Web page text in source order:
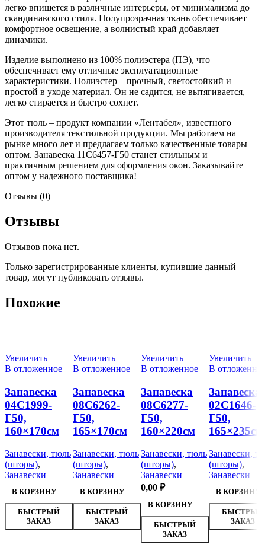
легко впишется в различные интерьеры, от минимализма до
скандинавского стиля. Полупрозрачная ткань обеспечивает
комфортное освещение, а волнистый край добавляет
динамики.
Изделие выполнено из 100% полиэстера (ПЭ), что
обеспечивает ему отличные эксплуатационные
характеристики. Полиэстер – прочный, светостойкий и
простой в уходе материал. Он не садится, не вытягивается,
легко стирается и быстро сохнет.
Этот тюль – продукт компании «Лентабел», известного
производителя текстильной продукции. Мы работаем на
рынке много лет и предлагаем только качественные товары
оптом. Занавеска 11С6457-Г50 станет стильным и
практичным решением для оформления окон. Заказывайте
оптом у надежного поставщика!
Отзывы (0)
Отзывы
Отзывов пока нет.
Только зарегистрированные клиенты, купившие данный
товар, могут публиковать отзывы.
Похожие
Увеличить
В отложенное
Занавеска
04С1999-
Г50,
160×170см
Занавески, тюль
(шторы),
Занавески
В КОРЗИНУ
БЫСТРЫЙ
ЗАКАЗ
Увеличить
В отложенное
Занавеска
08С6262-
Г50,
165×170см
Занавески, тюль
(шторы),
Занавески
В КОРЗИНУ
БЫСТРЫЙ
ЗАКАЗ
Увеличить
В отложенное
Занавеска
08С6277-
Г50,
160×220см
Занавески, тюль
(шторы),
Занавески
0,00 ₽
В КОРЗИНУ
БЫСТРЫЙ
ЗАКАЗ
Увеличить
В
Занавеска
02С1646-
Г50,
165×235см
Занавески,
(шторы),
Занавески
В КОРЗИНУ
БЫСТРЫЙ
ЗАКАЗ